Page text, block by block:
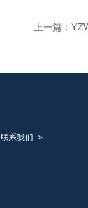
上一篇：
联系我们 >